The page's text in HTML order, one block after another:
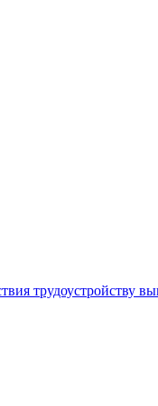
трудоустройству